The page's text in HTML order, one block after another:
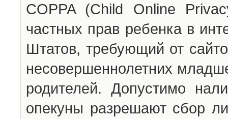
COPPA (Child Online
частных прав ребенка в
Штатов, требующий от
несовершеннолетних
родителей. Допустимо
опекуны разрешают сбор